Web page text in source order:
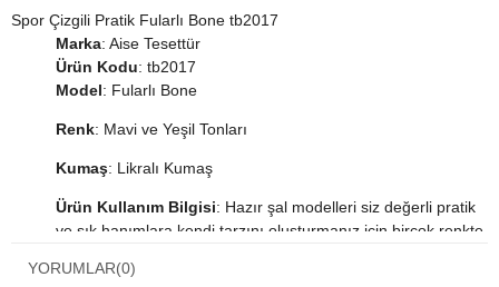
Spor Çizgili Pratik Fularlı Bone tb2017
Marka: Aise Tesettür
Ürün Kodu: tb2017
Model: Fularlı Bone
Renk: Mavi ve Yeşil Tonları
Kumaş: Likralı Kumaş
Ürün Kullanım Bilgisi: Hazır şal modelleri siz değerli pratik
ve şık hanımlara kendi tarzını oluşturmanız için birçok renkte
istediğiniz şekli verebilirsiniz. Dolama şal, dökümlü şal ve
YORUMLAR(0)